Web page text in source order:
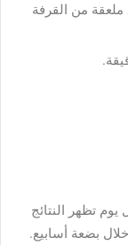
من القرفة
تظهر النتائج
بضعة أسابيع.